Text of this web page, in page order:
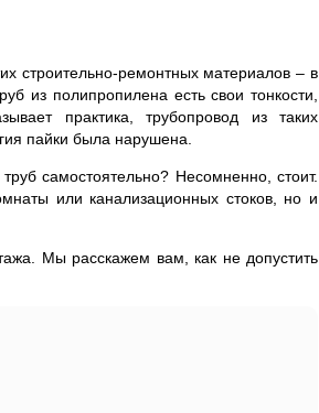
строительно-ремонтных материалов – в
из полипропилена есть свои тонкости,
практика, трубопровод из таких
пайки была нарушена.
самостоятельно? Несомненно, стоит.
или канализационных стоков, но и
Мы расскажем вам, как не допустить